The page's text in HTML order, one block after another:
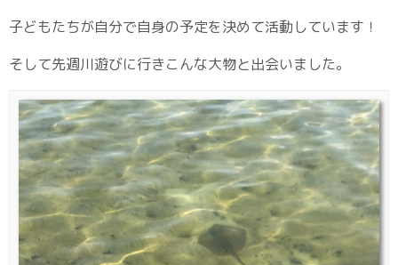
子どもたちが自分で自身の予定を決めて活動しています！
そして先週川遊びに行きこんな大物と出会いました。